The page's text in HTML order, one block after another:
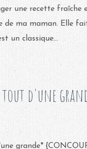
une recette fraîche
de ma maman. Elle
un classique...
d'une grande*